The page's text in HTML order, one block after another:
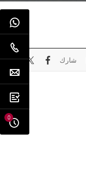
شارك
0